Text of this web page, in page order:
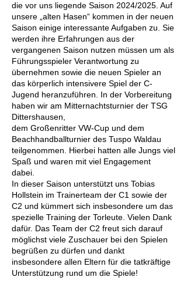
die vor uns liegende Saison 2024/2025. Auf
unsere „alten Hasen“ kommen in der neuen
Saison einige interessante Aufgaben zu. Sie
werden ihre Erfahrungen aus der
vergangenen Saison nutzen müssen um als
Führungsspieler Verantwortung zu
übernehmen sowie die neuen Spieler an
das körperlich intensivere Spiel der C-
Jugend heranzuführen. In der Vorbereitung
haben wir am Mitternachtsturnier der TSG
Dittershausen,
dem Großenritter VW-Cup und dem
Beachhandballturnier des Tuspo Waldau
teilgenommen. Hierbei hatten alle Jungs viel
Spaß und waren mit viel Engagement
dabei.
In dieser Saison unterstützt uns Tobias
Hollstein im Trainerteam der C1 sowie der
C2 und kümmert sich insbesondere um das
spezielle Training der Torleute. Vielen Dank
dafür. Das Team der C2 freut sich darauf
möglichst viele Zuschauer bei den Spielen
begrüßen zu dürfen und dankt
insbesondere allen Eltern für die tatkräftige
Unterstützung rund um die Spiele!